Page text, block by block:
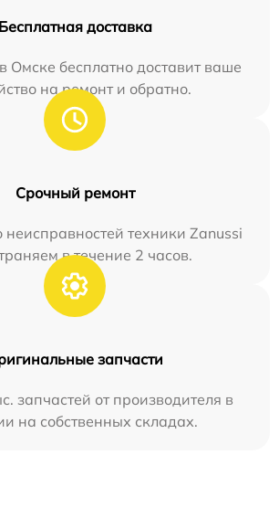
Бесплатная доставка
Омске бесплатно доставит ваше
на ремонт и обратно.
Срочный ремонт
техники Zanussi
в течение 2 часов.
запчасти
запчастей от производителя в
на собственных складах.